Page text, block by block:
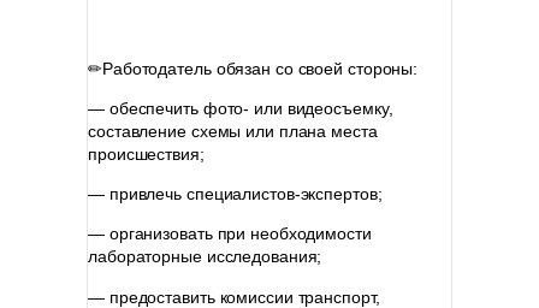
✏Работодатель обязан со своей стороны:
— обеспечить фото- или видеосъемку,
составление схемы или плана места
происшествия;
— привлечь специалистов-экспертов;
— организовать при необходимости
лабораторные исследования;
— предоставить комиссии транспорт,